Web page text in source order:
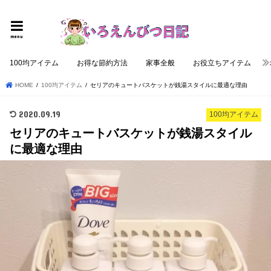
menu
100均アイテム お得な節約方法 家事全般 お役立ちアイテム
HOME 100均アイテム セリアのキュートバスケットが銭湯スタイルに最適な理由
100均アイテム
2020.09.19
セリアのキュートバスケットが銭湯スタイル
に最適な理由